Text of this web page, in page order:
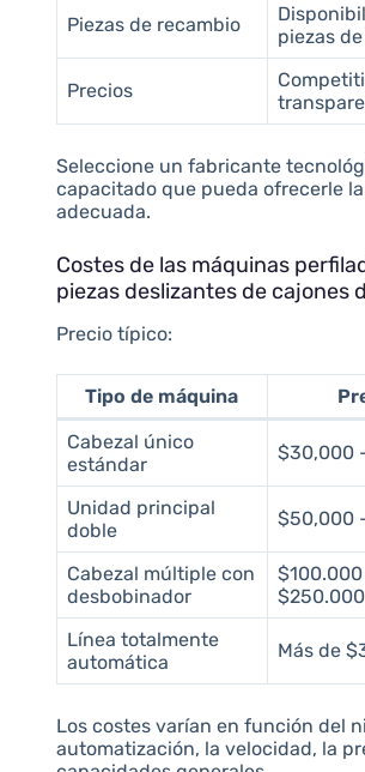
Piezas de recambio
piezas
Precios
Seleccione un fabricante
capacitado que pueda ofrecerle
adecuada.
Costes de las máquinas
piezas deslizantes de cajones
Precio típico:
Tipo de máquina
Cabezal único
estándar
$30,000
Unidad principal
doble
$50,000
Cabezal múltiple con
desbobinador
$100.000
$250.000
Línea totalmente
automática
Más de
Los costes varían en función del
automatización, la velocidad, la